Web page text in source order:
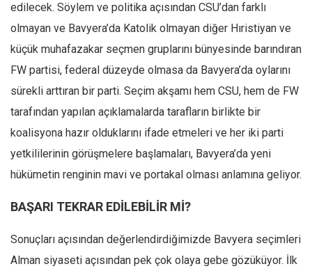
edilecek. Söylem ve politika açısından CSU’dan farklı
olmayan ve Bavyera’da Katolik olmayan diğer Hıristiyan ve
küçük muhafazakar seçmen gruplarını bünyesinde barındıran
FW partisi, federal düzeyde olmasa da Bavyera’da oylarını
sürekli arttıran bir parti. Seçim akşamı hem CSU, hem de FW
tarafından yapılan açıklamalarda tarafların birlikte bir
koalisyona hazır olduklarını ifade etmeleri ve her iki parti
yetkililerinin görüşmelere başlamaları, Bavyera’da yeni
hükümetin renginin mavi ve portakal olması anlamına geliyor.
BAŞARI TEKRAR EDİLEBİLİR Mİ?
Sonuçları açısından değerlendirdiğimizde Bavyera seçimleri
Alman siyaseti açısından pek çok olaya gebe gözüküyor. İlk